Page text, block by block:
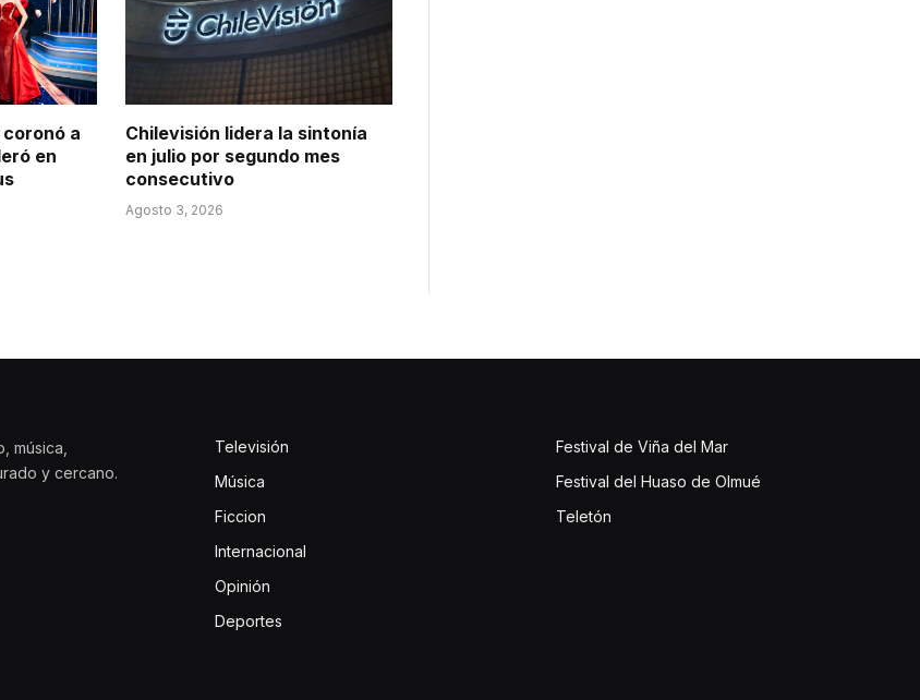
a
en
Chilevisión lidera la sintonía
en julio por segundo mes
consecutivo
Agosto 3, 2026
música,
y cercano.
Televisión
Música
Ficcion
Internacional
Opinión
Deportes
Festival de Viña del Mar
Festival del Huaso de Olmué
Teletón